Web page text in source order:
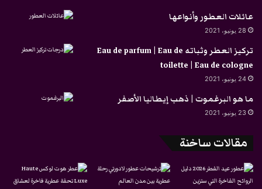
عائلات العطور وأنواعها
28 يونيو، 2021
تركيز العطر وثباته Eau de parfum | Eau de
toilette | Eau de cologne
24 يونيو، 2021
ما هو البرغموت | ذهب إيطاليا الأصفر
23 يونيو، 2021
مقالات ساخنة